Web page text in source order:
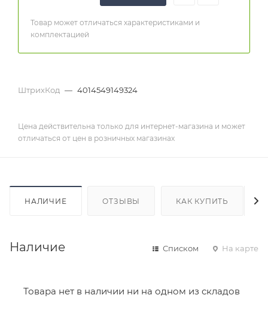
Товар может отличаться характеристиками и
комплектацией
ШтрихКод — 4014549149324
Цена действительна только для интернет-магазина и может
отличаться от цен в розничных магазинах
НАЛИЧИЕ ОТЗЫВЫ КАК КУПИТЬ
Наличие Списком На карте
Товара нет в наличии ни на одном из складов